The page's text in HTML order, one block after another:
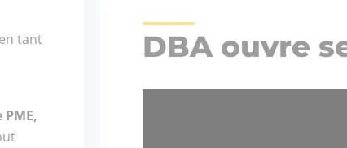
tant
DBA ouvre